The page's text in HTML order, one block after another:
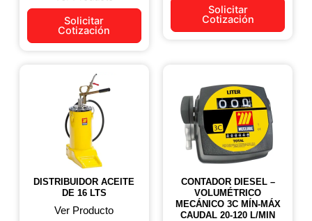
Solicitar
Cotización
Solicitar
Cotización
DISTRIBUIDOR ACEITE
DE 16 LTS
Ver Producto
CONTADOR DIESEL –
VOLUMÉTRICO
MECÁNICO 3C MÍN-MÁX
CAUDAL 20-120 L/MIN